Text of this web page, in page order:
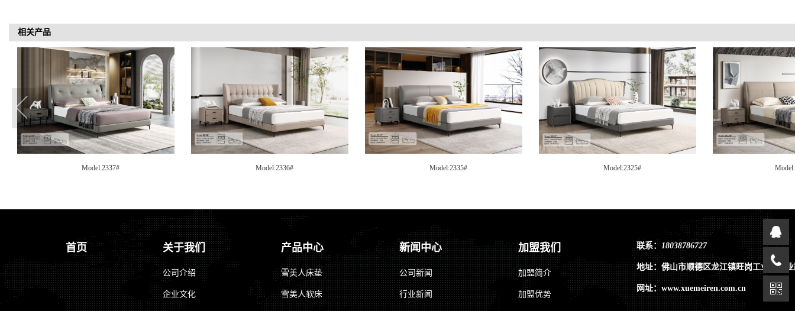
相关产品
Model:2337# Model:2336# Model:2335# Model:2325#
首页 关于我们
公司介绍
企业文化
产品中心
雪美人床垫
雪美人软床
新闻中心
公司新闻
行业新闻
加盟我们
加盟简介
加盟优势
联系：18038786727
地址：佛山市顺德区龙江镇旺岗工业区兴
网址：www.xuemeiren.com.cn